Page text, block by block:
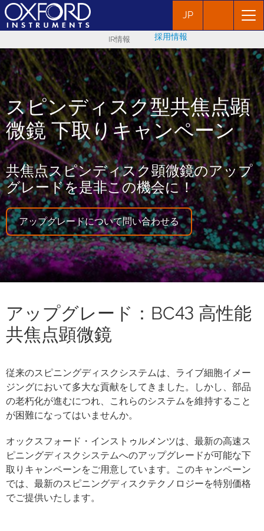
JP
IR情報 採用情報
スピンディスク型共焦点顕
微鏡 下取りキャンペーン
共焦点スピンディスク顕微鏡のアップ
グレードを是非この機会に！
アップグレードについて問い合わせる
アップグレード：BC43 高性能
共焦点顕微鏡
従来のスピニングディスクシステムは、ライブ細胞イメー
ジングにおいて多大な貢献をしてきました。しかし、部品
の老朽化が進むにつれ、これらのシステムを維持すること
が困難になってはいませんか。
オックスフォード・インストゥルメンツは、最新の高速ス
ピニングディスクシステムへのアップグレードが可能な下
取りキャンペーンをご用意しています。このキャンペーン
では、最新のスピニングディスクテクノロジーを特別価格
でご提供いたします。